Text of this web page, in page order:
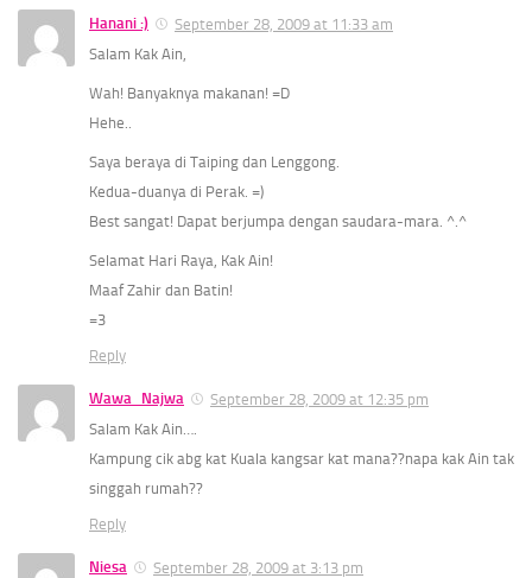
Hanani :)
September 28, 2009 at 11:33 am
Salam Kak Ain,
Wah! Banyaknya makanan! =D
Hehe..
Saya beraya di Taiping dan Lenggong.
Kedua-duanya di Perak. =)
Best sangat! Dapat berjumpa dengan saudara-mara. ^.^
Selamat Hari Raya, Kak Ain!
Maaf Zahir dan Batin!
=3
Reply
Wawa_Najwa
September 28, 2009 at 12:35 pm
Salam Kak Ain….
Kampung cik abg kat Kuala kangsar kat mana??napa kak Ain tak
singgah rumah??
Reply
Niesa
September 28, 2009 at 3:13 pm